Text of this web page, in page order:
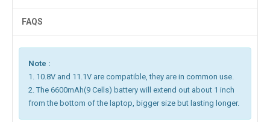
FAQS
Note :
1. 10.8V and 11.1V are compatible, they are in common use.
2. The 6600mAh(9 Cells) battery will extend out about 1 inch
from the bottom of the laptop, bigger size but lasting longer.